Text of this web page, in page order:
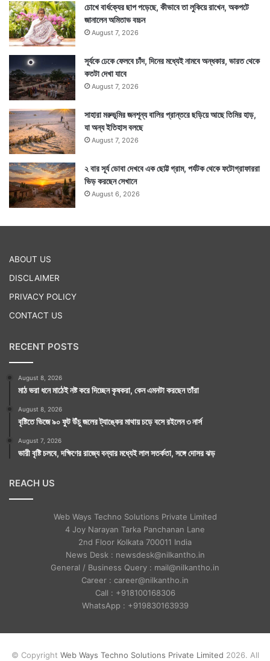
চোখে বার্ধক্যের ছাপ পড়েছে, কীভাবে তা লুকিয়ে রাখেন, অকপটে
জানালেন অমিতাভ বচ্চন
August 7, 2026
সূর্যকে ঢেকে ফেলবে চাঁদ, দিনের মধ্যেই নামবে অন্ধকার, ভারত থেকে
কতটা দেখা যাবে
August 7, 2026
সাহারা মরুভূমির জনশূন্য বালির প্রান্তরে ছড়িয়ে আছে তিমির হাড়,
যা অন্য ইতিহাস বলছে
August 7, 2026
২ বার সূর্য ডোবা দেখবে এক ছোট্ট গ্রাম, পর্যটক থেকে ফটোগ্রাফাররা
ভিড় করছেন সেখানে
August 6, 2026
ABOUT US
DISCLAIMER
PRIVACY POLICY
CONTACT US
RECENT POSTS
August 8, 2026
মাঠ ভরা ধনে মাঠেই নষ্ট করে দিচ্ছেন কৃষকরা, কেন এমনটা করছেন তাঁরা
August 8, 2026
বৃষ্টিতে ভিজে ৯০ ফুট উঁচু জলের ট্যাঙ্কের মাথায় চড়ে বসে রইলেন ৩ নার্স
August 7, 2026
ভারী বৃষ্টি চলবে, দক্ষিণের রাজ্যে বন্যার মধ্যেই লাল সতর্কতা, সঙ্গে দোসর ঝড়
REACH US
Web Ways Techno Solutions Private Limited
4 Joy Narayan Tarka Panchanan Lane
2nd Floor Kolkata 700011 India
News Desk : newsdesk@nilkantho.in
General / Business Query : mail@nilkantho.in
Career : career@nilkantho.in
Call : +918100168306
WhatsApp : +919830163939
© Copyright Web Ways Techno Solutions Private Limited 2026. All